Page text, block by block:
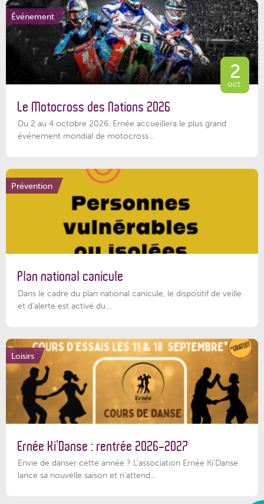
Événement
2
oct.
Le Motocross des Nations 2026
Du 2 au 4 octobre 2026, Ernée accueillera le plus grand
événement mondial de motocross...
Prévention
Plan national canicule
Dans le cadre du plan national canicule, le dispositif de veille
et d’alerte est activé du...
Loisirs
Ernée Ki’Danse : rentrée 2026-2027
Envie de danser cette année ? L'association Ernée Ki'Danse
lance sa nouvelle saison et n'attend...